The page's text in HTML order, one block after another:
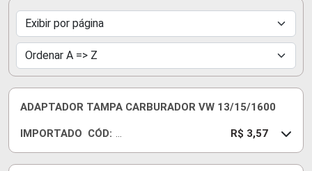
ADAPTADOR TAMPA CARBURADOR VW 13/15/1600
IMPORTADO CÓD: 95
R$ 3,57